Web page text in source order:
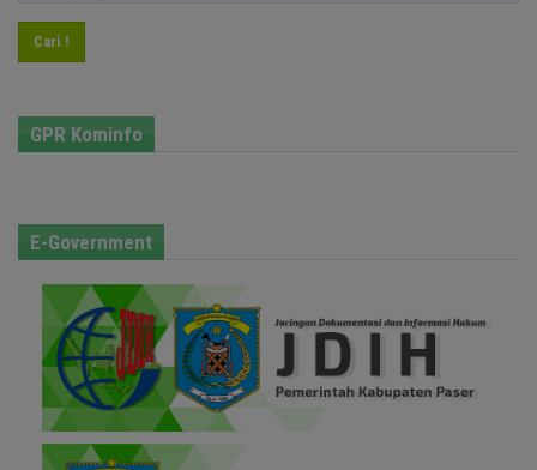
Cari !
GPR Kominfo
E-Government